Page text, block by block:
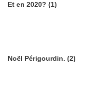
Et en 2020? (1)
Noël Périgourdin. (2)